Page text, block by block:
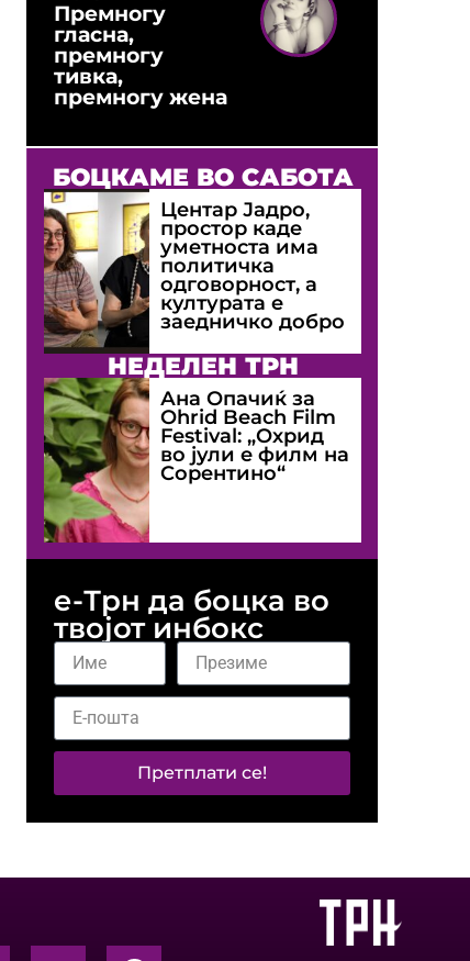
Премногу
гласна,
премногу
тивка,
премногу жена
БОЦКАМЕ ВО САБОТА
Центар Јадро,
простор каде
уметноста има
политичка
одговорност, а
културата е
заедничко добро
НЕДЕЛЕН ТРН
Ана Опачиќ за
Оhrid Beach Film
Festival: „Охрид
во јули е филм на
Сорентино“
е-Трн да боцка во
твојот инбокс
Претплати се!